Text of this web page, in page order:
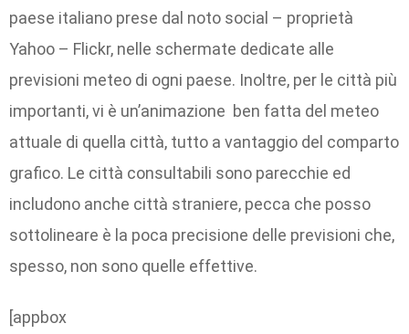
paese italiano prese dal noto social – proprietà
Yahoo – Flickr, nelle schermate dedicate alle
previsioni meteo di ogni paese. Inoltre, per le città più
importanti, vi è un’animazione ben fatta del meteo
attuale di quella città, tutto a vantaggio del comparto
grafico. Le città consultabili sono parecchie ed
includono anche città straniere, pecca che posso
sottolineare è la poca precisione delle previsioni che,
spesso, non sono quelle effettive.
[appbox